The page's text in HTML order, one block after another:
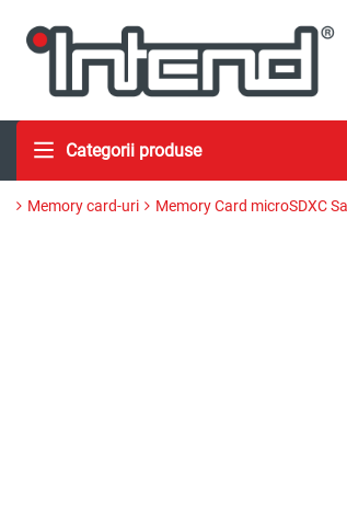
Categorii produse
Memory card-uri Memory Card microSDXC